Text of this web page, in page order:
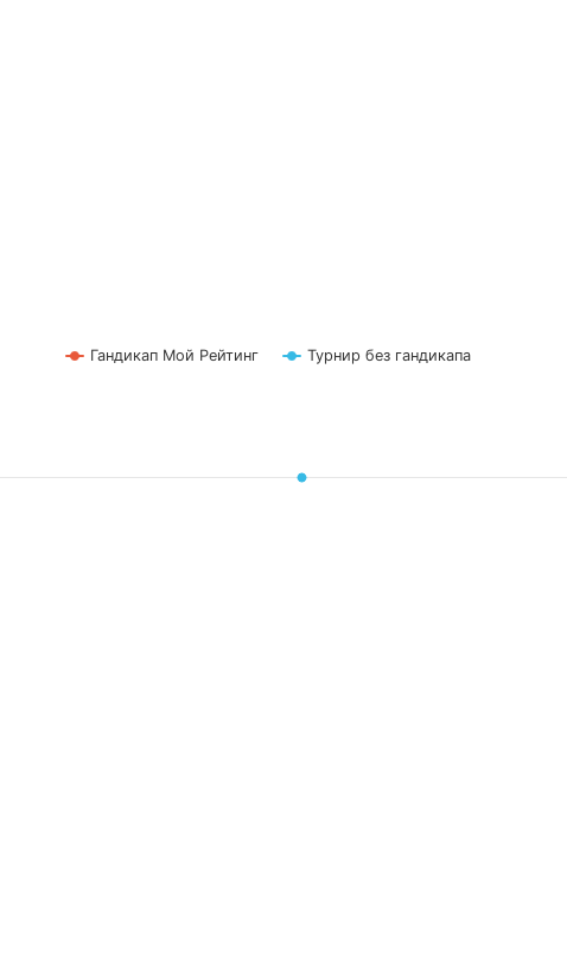
Гандикап Мой Рейтинг Турнир без гандикапа